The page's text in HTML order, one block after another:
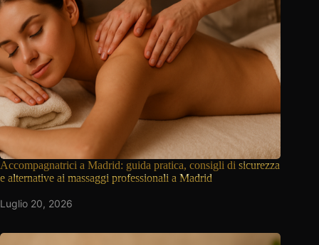
Accompagnatrici a Madrid: guida pratica, consigli di sicurezza
e alternative ai massaggi professionali a Madrid
Luglio 20, 2026